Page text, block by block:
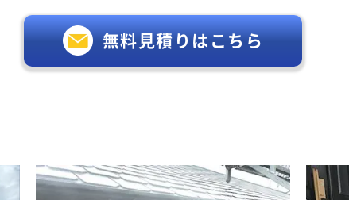
無料見積りはこちら